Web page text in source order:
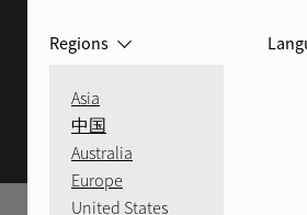
Regions
Asia
中国
Australia
Europe
United States